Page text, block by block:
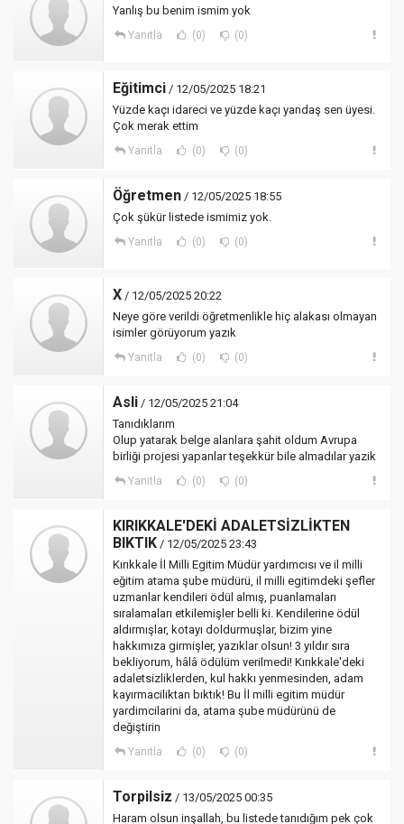
Yanlış bu benim ismim yok
Yanıtla (0) (0)
Eğitimci / 12/05/2025 18:21
Yüzde kaçı idareci ve yüzde kaçı yandaş sen üyesi.
Çok merak ettim
Yanıtla (0) (0)
Öğretmen / 12/05/2025 18:55
Çok şükür listede ismimiz yok.
Yanıtla (0) (0)
X / 12/05/2025 20:22
Neye göre verildi öğretmenlikle hiç alakası olmayan
isimler görüyorum yazık
Yanıtla (0) (0)
Asli / 12/05/2025 21:04
Tanıdıklarım
Olup yatarak belge alanlara şahit oldum Avrupa
birliği projesi yapanlar teşekkür bile almadılar yazik
Yanıtla (0) (0)
KIRIKKALE'DEKİ ADALETSİZLİKTEN
BIKTIK / 12/05/2025 23:43
Kırıkkale İl Milli Egitim Müdür yardımcısı ve il milli
eğitim atama şube müdürü, il milli egitimdeki şefler
uzmanlar kendileri ödül almış, puanlamaları
sıralamaları etkilemişler belli ki. Kendilerine ödül
aldırmışlar, kotayı doldurmuşlar, bizim yine
hakkımıza girmişler, yazıklar olsun! 3 yıldır sıra
bekliyorum, hâlâ ödülüm verilmedi! Kırıkkale'deki
adaletsizliklerden, kul hakkı yenmesinden, adam
kayırmaciliktan bıktık! Bu İl milli egitim müdür
yardimcilarini da, atama şube müdürünü de
değiştirin
Yanıtla (0) (0)
Torpilsiz / 13/05/2025 00:35
Haram olsun inşallah, bu listede tanıdığım pek çok